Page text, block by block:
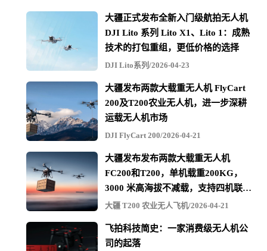
量、避障能力、影像规格、品牌信任度和售后服务体系，
与世季F22系列的顶配产品形成了明显的代际落差。加上
Mini 2 SE以约2388元覆盖了更高一层的需求，大疆实际上
已将入门航拍市场的产品力基准线大幅拉高。
过去，消费者选择世季等品牌的核心理由是"大疆太贵，先
买个便宜的试试"。但当大疆自身的入门产品已经触及千元
出头的价位，这一购买逻辑的基础正在被削弱。对价格敏
感的用户而言，多花两三百元即可获得在核心体验上显著
领先的品牌产品，选择天平发生倾斜是自然的事。
跨境电商模式的现实与变数
世季的销售渠道以跨境电商为主，产品通过亚马逊、速卖
通、eBay、Lazada等平台出海，销往欧洲、东南亚、中
东、拉美等地区。在1688等B2B平台上也能找到SJRC型号
的批发和贴牌供货信息，表明OEM/ODM代工业务仍是其
收入的重要组成部分。
大疆正式发布全新入门级航拍无人机
DJI Lito 系列 Lito X1、Lito 1：成熟
技术的打包重组，更低价格的选择
DJI Lito系列/2026-04-23
大疆发布两款大载重无人机 FlyCart
200及T200农业无人机，进一步深耕
运载无人机市场
DJI FlyCart 200/2026-04-21
大疆发布发布两款大载重无人机
FC200和T200，单机载重200KG，
3000 米高海拔不减载，支持四机联吊
最多600KG
大疆 T200 农业无人飞机/2026-04-21
飞拍科技简史：一家消费级无人机公
司的起落